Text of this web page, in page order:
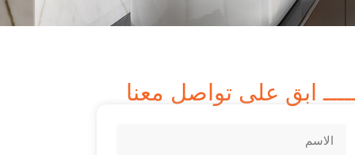
ابق على تواصل معنا